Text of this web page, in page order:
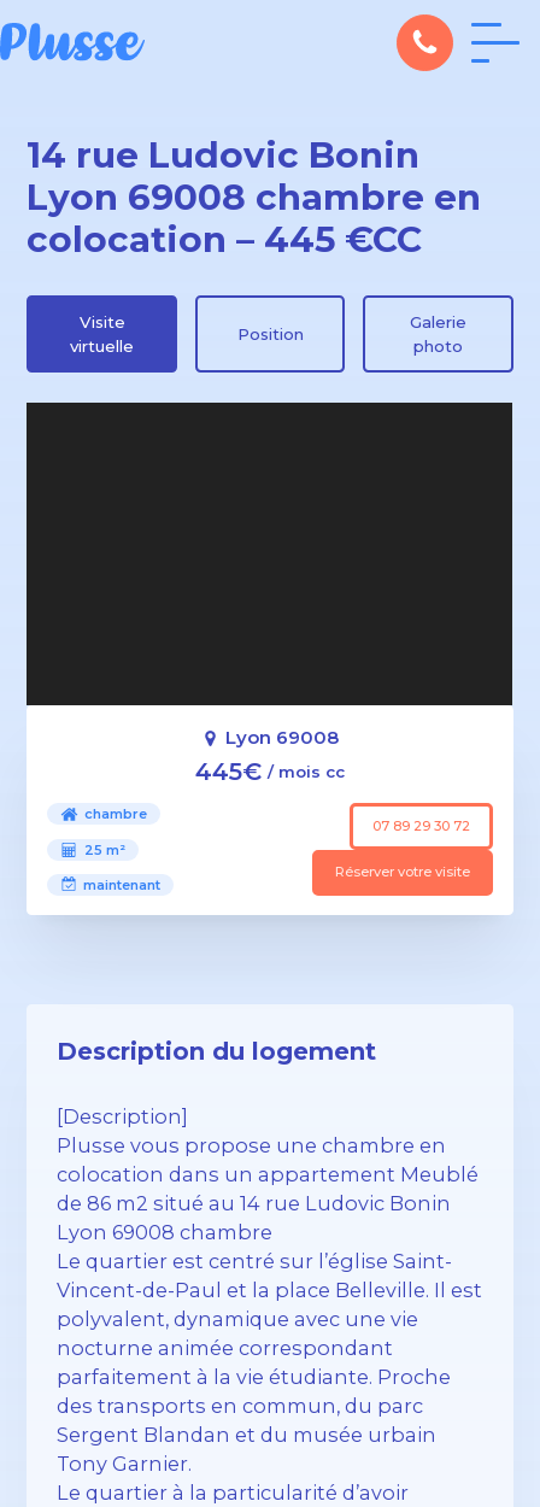
14 rue Ludovic Bonin
Lyon 69008 chambre en
colocation – 445 €CC
Visite
virtuelle
Position
Galerie
photo
Lyon 69008
445€ / mois cc
chambre
25 m²
maintenant
07 89 29 30 72
Réserver votre visite
Description du logement
[Description]
Plusse vous propose une chambre en
colocation dans un appartement Meublé
de 86 m2 situé au 14 rue Ludovic Bonin
Lyon 69008 chambre
Le quartier est centré sur l’église Saint-
Vincent-de-Paul et la place Belleville. Il est
polyvalent, dynamique avec une vie
nocturne animée correspondant
parfaitement à la vie étudiante. Proche
des transports en commun, du parc
Sergent Blandan et du musée urbain
Tony Garnier.
Le quartier à la particularité d’avoir